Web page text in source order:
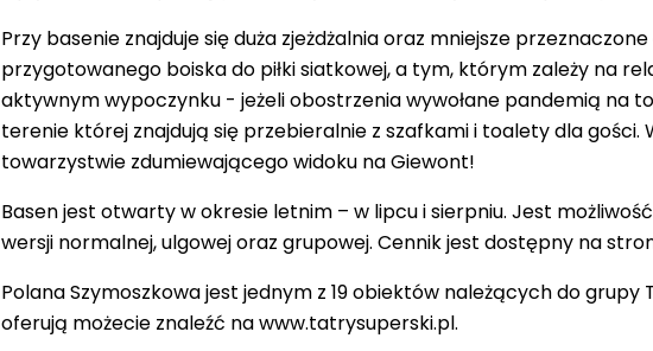
Przy basenie znajduje się duża zjeżdżalnia oraz mniejsze
przygotowanego boiska do piłki siatkowej, a tym, którym zależy na
aktywnym wypoczynku - jeżeli obostrzenia wywołane pandemią na
terenie której znajdują się przebieralnie z szafkami i toalety dla
towarzystwie zdumiewającego widoku na Giewont!
Basen jest otwarty w okresie letnim – w lipcu i sierpniu. Jest
wersji normalnej, ulgowej oraz grupowej. Cennik jest dostępny na
Polana Szymoszkowajest jednym z 19 obiektów należących do grupy
oferują możecie znaleźć nawww.tatrysuperski.pl.